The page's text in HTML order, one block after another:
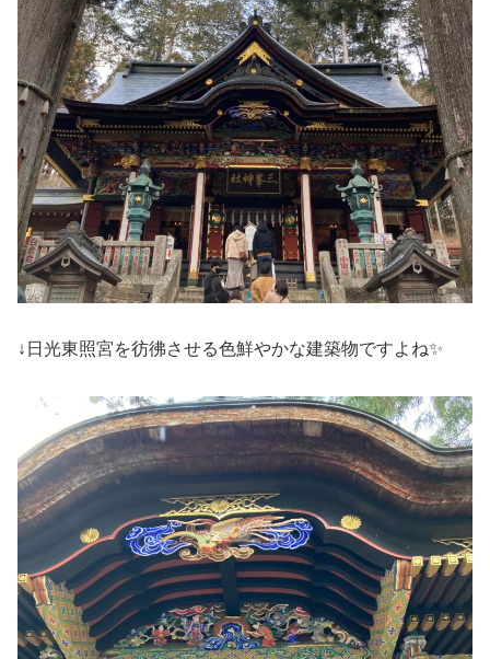
↓日光東照宮を彷彿させる色鮮やかな建築物ですよね✨